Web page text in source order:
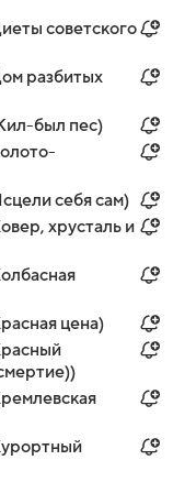
советского
разбитых
был пес)
себя сам)
хрусталь и
цена)